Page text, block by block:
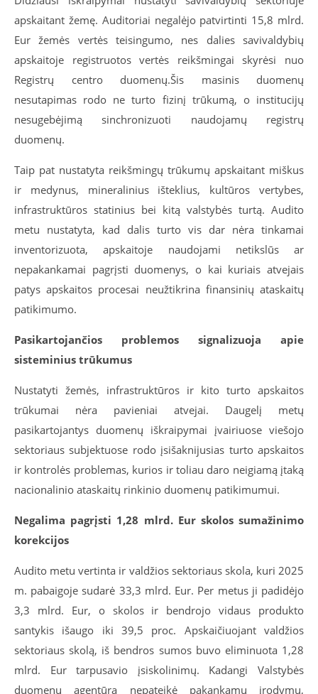
apskaitant žemę. Auditoriai negalėjo patvirtinti 15,8 mlrd.
Eur žemės vertės teisingumo, nes dalies savivaldybių
apskaitoje registruotos vertės reikšmingai skyrėsi nuo
Registrų centro duomenų.Šis masinis duomenų
nesutapimas rodo ne turto fizinį trūkumą, o institucijų
nesugebėjimą sinchronizuoti naudojamų registrų
duomenų.
Taip pat nustatyta reikšmingų trūkumų apskaitant miškus
ir medynus, mineralinius išteklius, kultūros vertybes,
infrastruktūros statinius bei kitą valstybės turtą. Audito
metu nustatyta, kad dalis turto vis dar nėra tinkamai
inventorizuota, apskaitoje naudojami netikslūs ar
nepakankamai pagrįsti duomenys, o kai kuriais atvejais
patys apskaitos procesai neužtikrina finansinių ataskaitų
patikimumo.
Pasikartojančios problemos signalizuoja apie
sisteminius trūkumus
Nustatyti žemės, infrastruktūros ir kito turto apskaitos
trūkumai nėra pavieniai atvejai. Daugelį metų
pasikartojantys duomenų iškraipymai įvairiuose viešojo
sektoriaus subjektuose rodo įsišaknijusias turto apskaitos
ir kontrolės problemas, kurios ir toliau daro neigiamą įtaką
nacionalinio ataskaitų rinkinio duomenų patikimumui.
Negalima pagrįsti 1,28 mlrd. Eur skolos sumažinimo
korekcijos
Audito metu vertinta ir valdžios sektoriaus skola, kuri 2025
m. pabaigoje sudarė 33,3 mlrd. Eur. Per metus ji padidėjo
3,3 mlrd. Eur, o skolos ir bendrojo vidaus produkto
santykis išaugo iki 39,5 proc. Apskaičiuojant valdžios
sektoriaus skolą, iš bendros sumos buvo eliminuota 1,28
mlrd. Eur tarpusavio įsiskolinimų. Kadangi Valstybės
duomenų agentūra nepateikė pakankamų įrodymų,